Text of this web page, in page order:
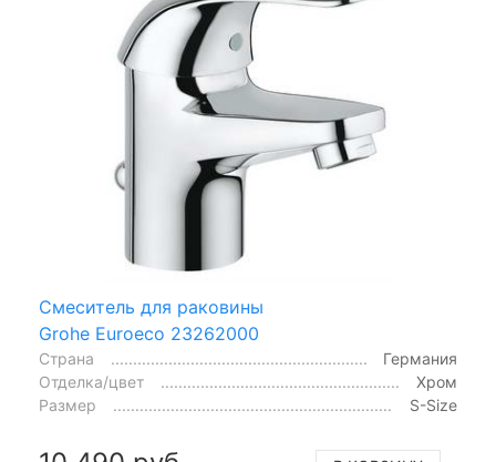
Смеситель для раковины
Grohe Euroeco 23262000
Страна
Германия
Отделка/цвет
Хром
Размер
S-Size